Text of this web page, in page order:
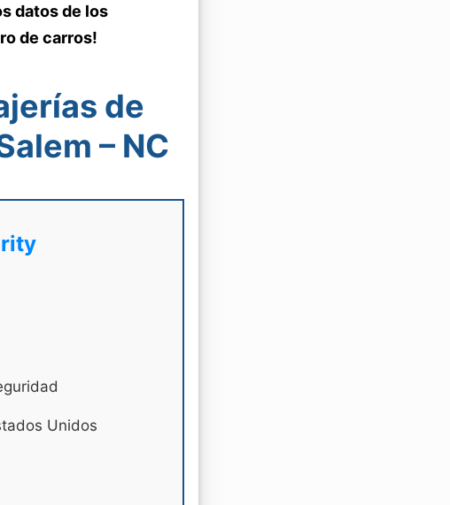
datos de los
de carros!
de
– NC
Unidos